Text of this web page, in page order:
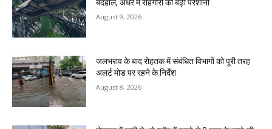
बदहाल, अंधेरे में राहगीरों की बढ़ी परेशानी
August 9, 2026
जलभराव के बाद रोहतक में संबंधित विभागों को पूरी तरह
अलर्ट मोड पर रहने के निर्देश
August 8, 2026